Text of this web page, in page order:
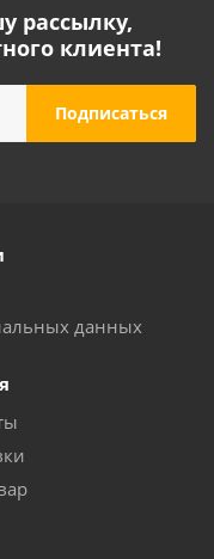
рассылку,
клиента!
данных